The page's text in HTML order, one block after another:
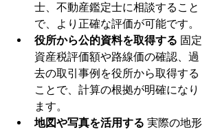
士、不動産鑑定士に相談すること
で、より正確な評価が可能です。
役所から公的資料を取得する 固定
資産税評価額や路線価の確認、過
去の取引事例を役所から取得する
ことで、計算の根拠が明確になり
ます。
地図や写真を活用する 実際の地形